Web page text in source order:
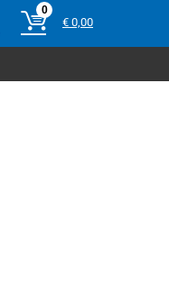
0
€ 0,00